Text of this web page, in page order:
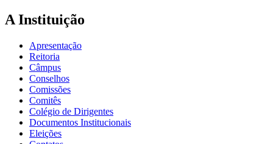
A Instituição
Apresentação
Reitoria
Câmpus
Conselhos
Comissões
Comitês
Colégio de Dirigentes
Documentos Institucionais
Eleições